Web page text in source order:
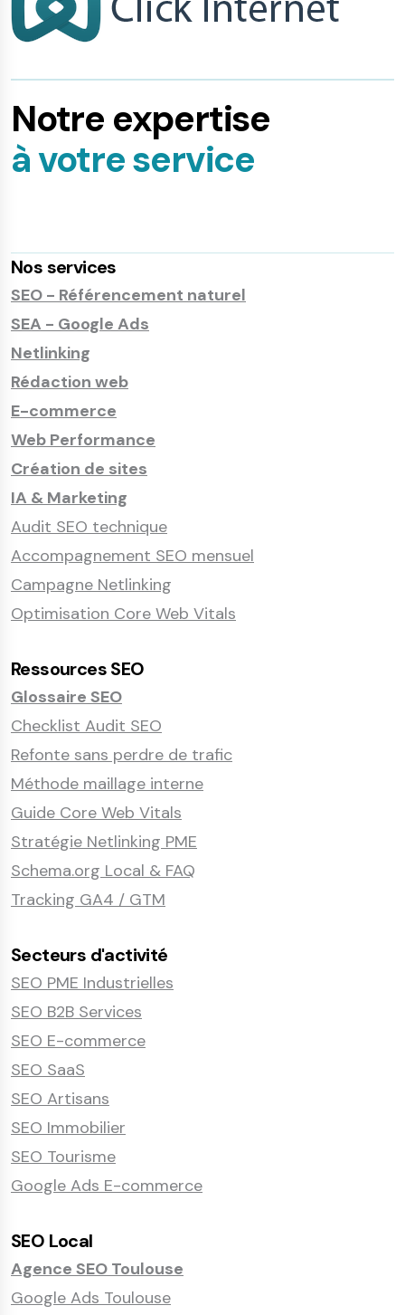
Notre expertise
à votre service
Nos services
SEO - Référencement naturel
SEA - Google Ads
Netlinking
Rédaction web
E-commerce
Web Performance
Création de sites
IA & Marketing
Audit SEO technique
Accompagnement SEO mensuel
Campagne Netlinking
Optimisation Core Web Vitals
Ressources SEO
Glossaire SEO
Checklist Audit SEO
Refonte sans perdre de trafic
Méthode maillage interne
Guide Core Web Vitals
Stratégie Netlinking PME
Schema.org Local & FAQ
Tracking GA4 / GTM
Secteurs d'activité
SEO PME Industrielles
SEO B2B Services
SEO E-commerce
SEO SaaS
SEO Artisans
SEO Immobilier
SEO Tourisme
Google Ads E-commerce
SEO Local
Agence SEO Toulouse
Google Ads Toulouse